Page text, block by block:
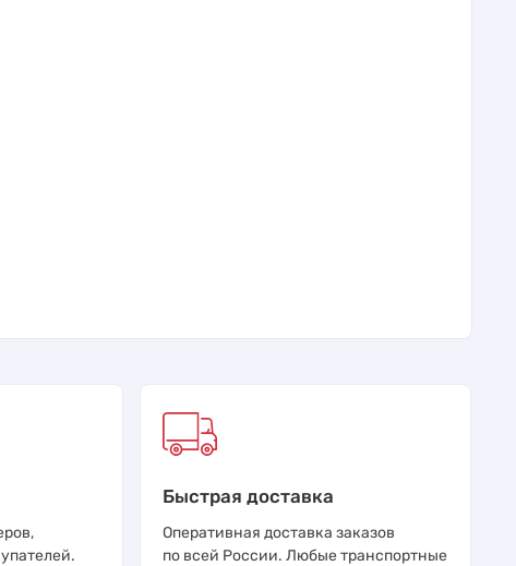
Быстрая доставка
Оперативная доставка заказов
по всей России. Любые транспортные